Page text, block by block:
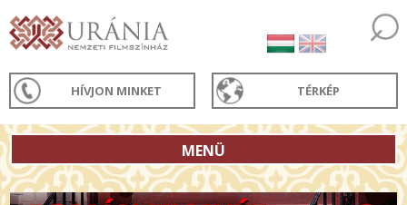
HÍVJON MINKET TÉRKÉP
MENÜ